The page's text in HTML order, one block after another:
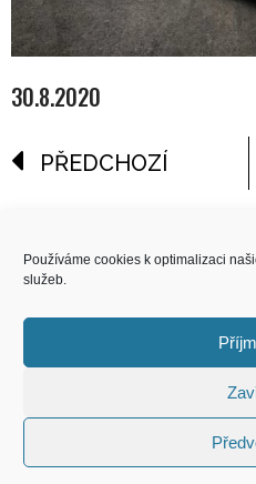
Používáme cookies k optimalizaci
služeb.
30.8.2020
PŘEDCHOZÍ
COPYRIGHT
© 2026 Speed Limit,
All Rights Reserved